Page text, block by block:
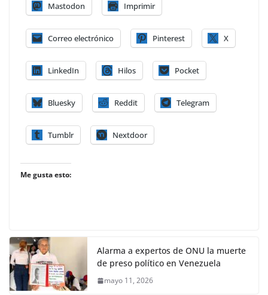
Mastodon Imprimir
Correo electrónico Pinterest X
LinkedIn Hilos Pocket
Bluesky Reddit Telegram
Tumblr Nextdoor
Me gusta esto:
Alarma a expertos de ONU la muerte
de preso político en Venezuela
mayo 11, 2026